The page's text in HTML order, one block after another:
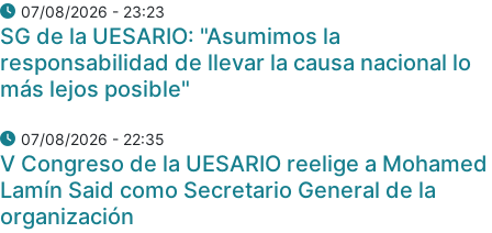
07/08/2026 - 23:23
SG de la UESARIO: "Asumimos la
responsabilidad de llevar la causa nacional lo
más lejos posible"
07/08/2026 - 22:35
V Congreso de la UESARIO reelige a Mohamed
Lamín Said como Secretario General de la
organización